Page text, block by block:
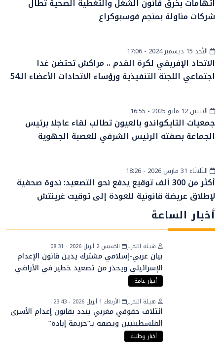
اتهامات بخرق قانون الشغل والتغطية الصحية تطال
شركات مناولة بمنجم فوسبوكراع
رياضةالأحد 15 ديسمبر 2024 - 17:06
الاتحاد الإفريقي لكرة القدم .. مراكش تحتضن غدا
اجتماعي اللجنة التنفيذية ورؤساء الاتحادات الأعضاء الـ54
رياضة
الإثنين 12 مايو 2025 - 16:55
جمعيات التايكواندو بالعيون تطالب لقاء عاجلا برئيس
الجماعة بصفته الرئيس الشرفي للعصبة الجهوية
أخبار عامةالثلاثاء 31 مارس 2026 - 18:26
أكثر من 300 ألف توقيع يدفع نحو التصعيد: ندوة صحفية
لإطلاق عريضة قانونية للعودة إلى توقيت غرينتش
أخبار الساعة
هيئة التحرير الخميس 2 أبريل 2026 - 08:31
بيان عربي-إسلامي مشترك يدين قانون الإعدام
الإسرائيلي ويحذر من تصعيد خطير في الأراضي
الفلسطينية
أخبار عامة
هيئة التحرير
الأربعاء 1 أبريل 2026 - 23:43
ائتلاف حقوقي مغربي يندد بقانون إعدام الأسرى
الفلسطينيين ويصفه بـ“جريمة إبادة”
أخبار وطنية